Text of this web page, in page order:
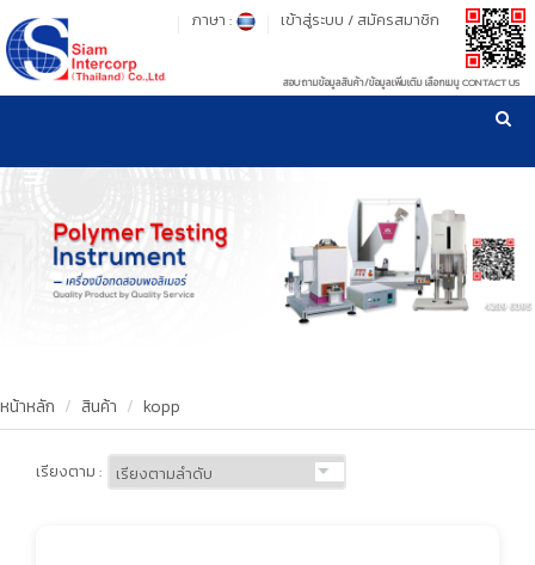
รู้ลึก รู้จริง เรื่องเครื่องมือทดสอบวัสดุ ! ยืน 1 เรื่องมาตรฐานการให้บริการ
เข้าสู่ระบบ / สมัครสมาชิก
ภาษา :
สอบถามข้อมูลสินค้า/ข้อมูลเพิ่มเติม เลือกเมนู CONTACT US
HOME
PRODUCT
OUR WORKS
CALIBRATION
หน้าหลัก สินค้า kopp
เรียงตาม :